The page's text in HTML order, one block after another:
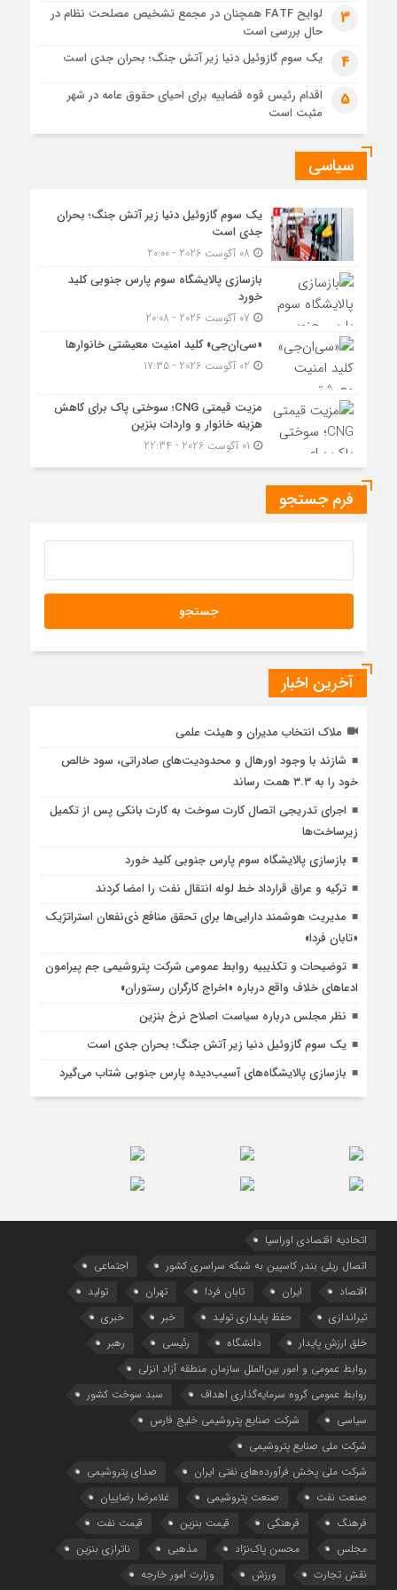
جزئیات تازه از اصلاح قیمت بنزین3
لوایح FATF همچنان در مجمع تشخیص مصلحت نظام در
حال بررسی است
4 یک سوم گازوئیل دنیا زیر آتش جنگ؛ بحران جدی است
5
اقدام رئیس قوه قضاییه برای احیای حقوق عامه در شهر
مثبت است
سیاسی
یک سوم گازوئیل دنیا زیر آتش جنگ؛ بحران
جدی است
بازسازی پالایشگاه سوم پارس جنوبی کلید
خورد
«سی‌ان‌جی» کلید امنیت معیشتی خانوارها
مزیت قیمتی CNG؛ سوختی پاک برای کاهش
هزینه خانوار و واردات بنزین
فرم جستجو
آخرین اخبار
ملاک انتخاب مدیران و هیئت علمی
شازند با وجود اورهال و محدودیت‌های صادراتی، سود خالص
خود را به ۳.۳ همت رساند
اجرای تدریجی اتصال کارت سوخت به کارت بانکی پس از تکمیل
زیرساخت‌ها
بازسازی پالایشگاه سوم پارس جنوبی کلید خورد
ترکیه و عراق قرارداد خط لوله انتقال نفت را امضا کردند
مدیریت هوشمند دارایی‌ها برای تحقق منافع ذی‌نفعان استراتژیک
«تابان فردا»
توضیحات و تکذیبیه روابط عمومی شرکت پتروشیمی جم پیرامون
ادعاهای خلاف واقع درباره «اخراج کارگران رستوران»
نظر مجلس درباره سیاست اصلاح نرخ بنزین
یک سوم گازوئیل دنیا زیر آتش جنگ؛ بحران جدی است
بازسازی پالایشگاه‌های آسیب‌دیده پارس جنوبی شتاب می‌گیرد
اتحادیه اقتصادی اوراسیا
اتصال ریلی بندر کاسپین به شبکه سراسری کشور
اجتماعی
اقتصاد
ایران تابان فردا تهران
تولید
تیراندازی
حفظ پایداری تولید خبر
خبری
خلق ارزش پایدار
دانشگاه رئیسی
رهبر
روابط عمومی و امور بین‌الملل سازمان منطقه آزاد انزلی
روابط عمومی گروه سرمایه‌گذاری اهداف
سبد سوخت کشور
سیاسی
شرکت صنایع پتروشیمی خلیج فارس
شرکت ملی صنایع پتروشیمی
شرکت ملی پخش فرآورده‌های نفتی ایران
صدای پتروشیمی
صنعت نفت
صنعت پتروشیمی
غلامرضا رضاییان
فرهنگ
فرهنگی قیمت بنزین
قیمت نفت
مجلس
محسن پاک‌نژاد مذهبی
ناترازی بنزین
نقش تجارت
ورزش وزارت امور خارجه